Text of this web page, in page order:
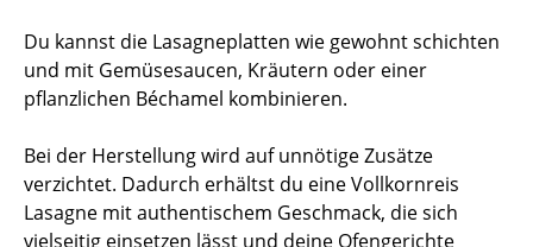
Du kannst die Lasagneplatten wie gewohnt schichten
und mit Gemüsesaucen, Kräutern oder einer
pflanzlichen Béchamel kombinieren.
Bei der Herstellung wird auf unnötige Zusätze
verzichtet. Dadurch erhältst du eine Vollkornreis
Lasagne mit authentischem Geschmack, die sich
vielseitig einsetzen lässt und deine Ofengerichte